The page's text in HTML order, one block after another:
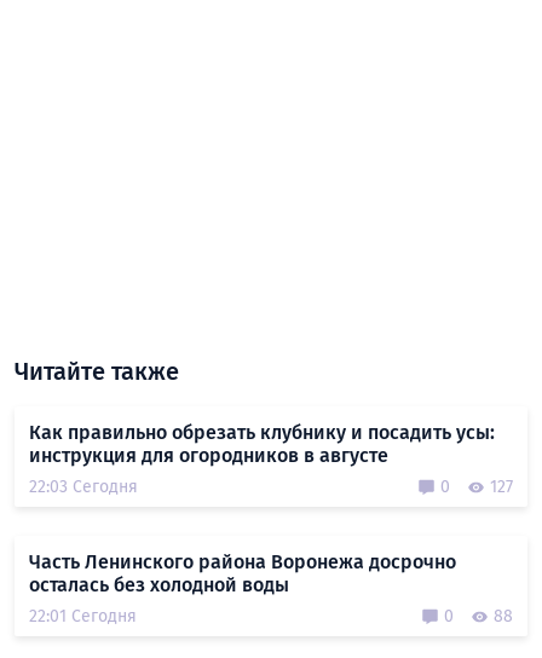
Читайте также
Как правильно обрезать клубнику и посадить усы:
инструкция для огородников в августе
22:03 Сегодня 0 127
Часть Ленинского района Воронежа досрочно
осталась без холодной воды
22:01 Сегодня 0 88